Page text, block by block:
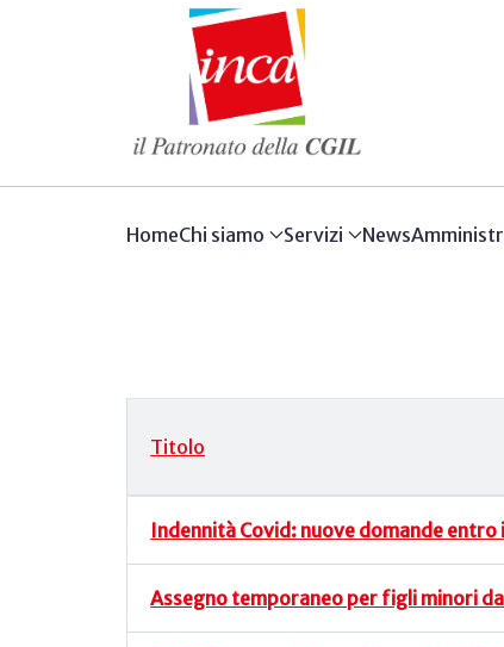
HomeChi siamo Servizi News
Titolo
Indennità Covid: nuove domande
Assegno temporaneo per figli minori